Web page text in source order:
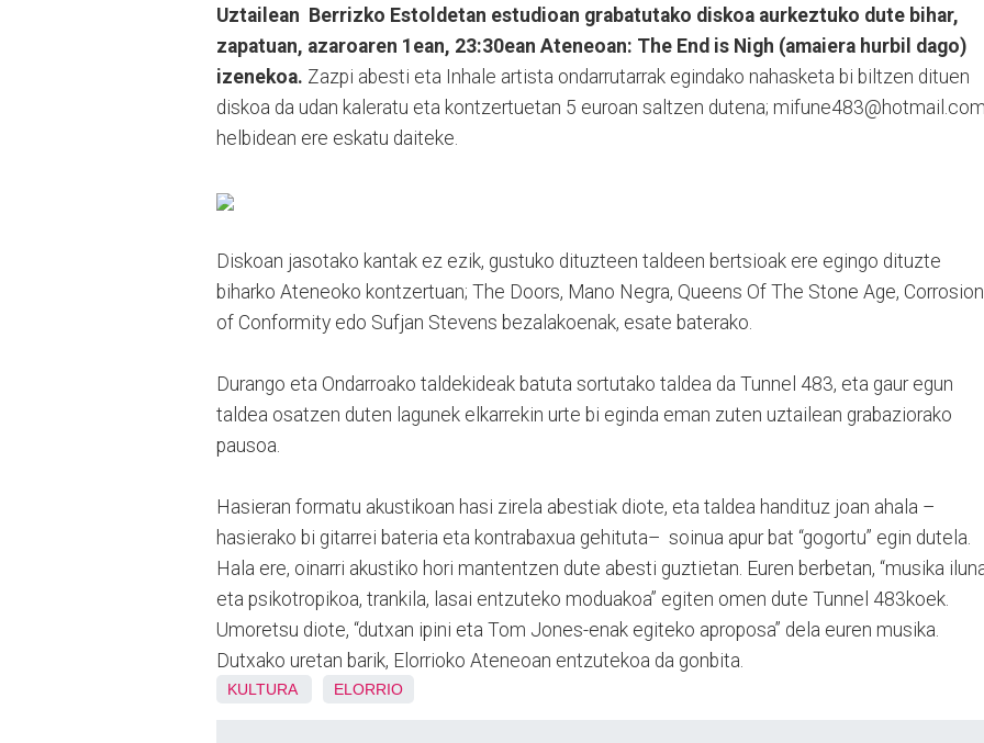
Uztailean Berrizko Estoldetan estudioan grabatutako diskoa aurkeztuko dute bihar,
zapatuan, azaroaren 1ean, 23:30ean Ateneoan: The End is Nigh (amaiera hurbil dago)
izenekoa. Zazpi abesti eta Inhale artista ondarrutarrak egindako nahasketa bi biltzen dituen
diskoa da udan kaleratu eta kontzertuetan 5 euroan saltzen dutena;
helbidean ere eskatu daiteke.
Diskoan jasotako kantak ez ezik, gustuko dituzteen taldeen bertsioak ere egingo dituzte
biharko Ateneoko kontzertuan; The Doors, Mano Negra, Queens Of The Stone Age, Corrosion
of Conformity edo Sufjan Stevens bezalakoenak, esate baterako.
Durango eta Ondarroako taldekideak batuta sortutako taldea da Tunnel 483, eta gaur egun
taldea osatzen duten lagunek elkarrekin urte bi eginda eman zuten uztailean grabaziorako
pausoa.
Hasieran formatu akustikoan hasi zirela abestiak diote, eta taldea handituz joan ahala –
hasierako bi gitarrei bateria eta kontrabaxua gehituta– soinua apur bat “gogortu” egin dutela.
Hala ere, oinarri akustiko hori mantentzen dute abesti guztietan. Euren berbetan, “musika
eta psikotropikoa, trankila, lasai entzuteko moduakoa” egiten omen dute Tunnel 483koek.
Umoretsu diote, “dutxan ipini eta Tom Jones-enak egiteko aproposa” dela euren musika.
Dutxako uretan barik, Elorrioko Ateneoan entzutekoa da gonbita.
KULTURA ELORRIO